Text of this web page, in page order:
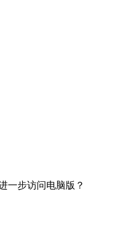
一步访问电脑版？